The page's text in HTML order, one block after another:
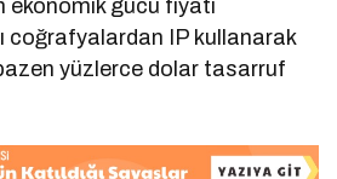
ekonomik gücü fiyatı
coğrafyalardan IP kullanarak
yüzlerce dolar tasarruf